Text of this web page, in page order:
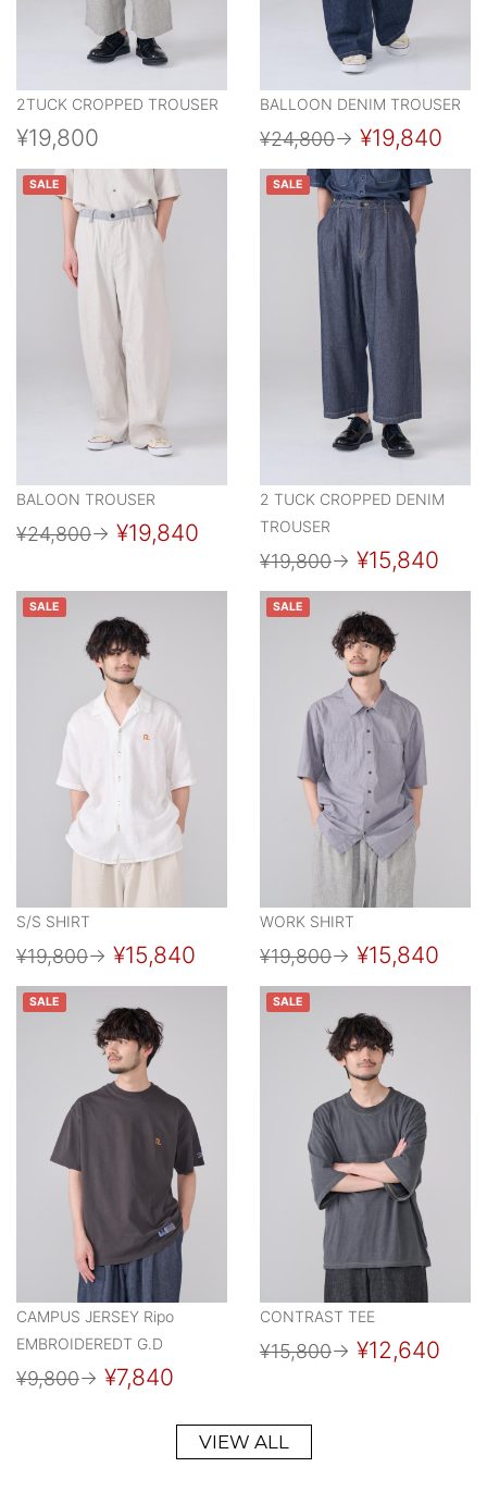
2TUCK CROPPED TROUSER
¥19,800
BALLOON DENIM TROUSER
¥24,800→ ¥19,840
SALE
BALOON TROUSER
¥24,800→ ¥19,840
SALE
2 TUCK CROPPED DENIM
TROUSER
¥19,800→ ¥15,840
SALE
S/S SHIRT
¥19,800→ ¥15,840
SALE
WORK SHIRT
¥19,800→ ¥15,840
SALE
CAMPUS JERSEY Ripo
EMBROIDEREDT G.D
¥9,800→ ¥7,840
SALE
CONTRAST TEE
¥15,800→ ¥12,640
VIEW ALL